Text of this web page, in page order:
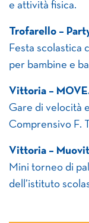
e attività fisica.
Trofarello –
Festa scolastica
per bambine e
Vittoria –
Gare di velocità
Comprensivo F.
Vittoria –
Mini torneo di
dell’istituto